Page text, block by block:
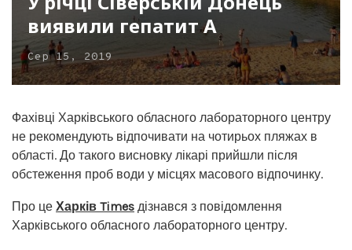
виявили гепатит А
Сер 15, 2019
Фахівці Харківського обласного лабораторного центру
не рекомендують відпочивати на чотирьох пляжах в
області. До такого висновку лікарі прийшли після
обстеження проб води у місцях масового відпочинку.
Про це Харків Times дізнався з повідомлення
Харківського обласного лабораторного центру.